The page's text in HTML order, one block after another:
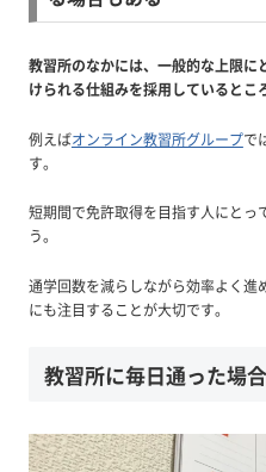
教習所のなかには、一般的な上限
けられる仕組みを採用しているとこ
例えばオンライン教習所グループで
す。
短期間で免許取得を目指す人にとっ
う。
通学回数を減らしながら効率よく
にも注目することが大切です。
教習所に毎日通った場